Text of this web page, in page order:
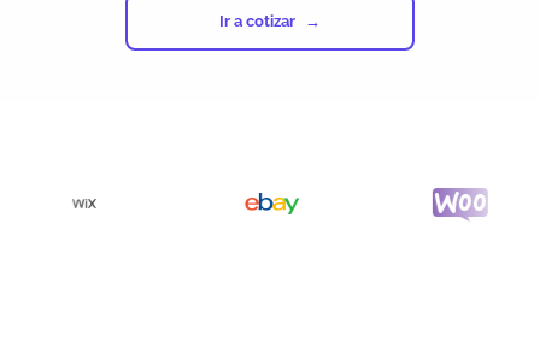
Ir a cotizar